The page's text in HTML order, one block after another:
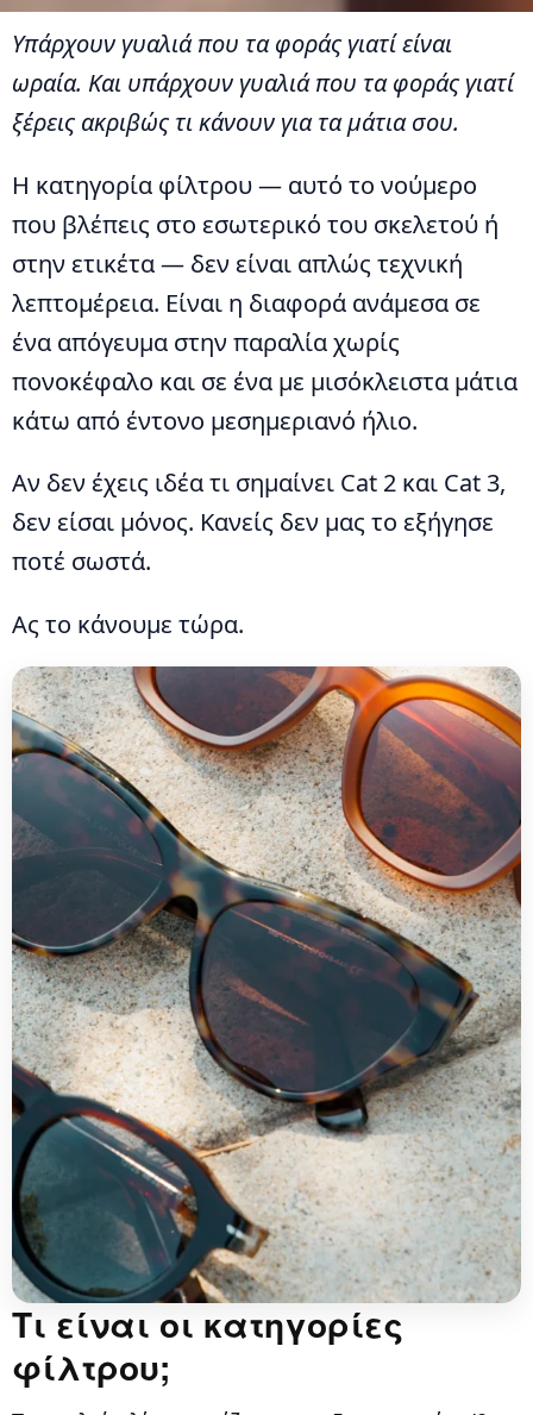
Υπάρχουν γυαλιά που τα φοράς γιατί είναι
ωραία. Και υπάρχουν γυαλιά που τα φοράς γιατί
ξέρεις ακριβώς τι κάνουν για τα μάτια σου.
Η κατηγορία φίλτρου — αυτό το νούμερο
που βλέπεις στο εσωτερικό του σκελετού ή
στην ετικέτα — δεν είναι απλώς τεχνική
λεπτομέρεια. Είναι η διαφορά ανάμεσα σε
ένα απόγευμα στην παραλία χωρίς
πονοκέφαλο και σε ένα με μισόκλειστα μάτια
κάτω από έντονο μεσημεριανό ήλιο.
Αν δεν έχεις ιδέα τι σημαίνει Cat 2 και Cat 3,
δεν είσαι μόνος. Κανείς δεν μας το εξήγησε
ποτέ σωστά.
Ας το κάνουμε τώρα.
Τι είναι οι κατηγορίες
φίλτρου;